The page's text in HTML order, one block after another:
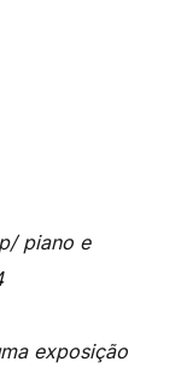
piano e
exposição